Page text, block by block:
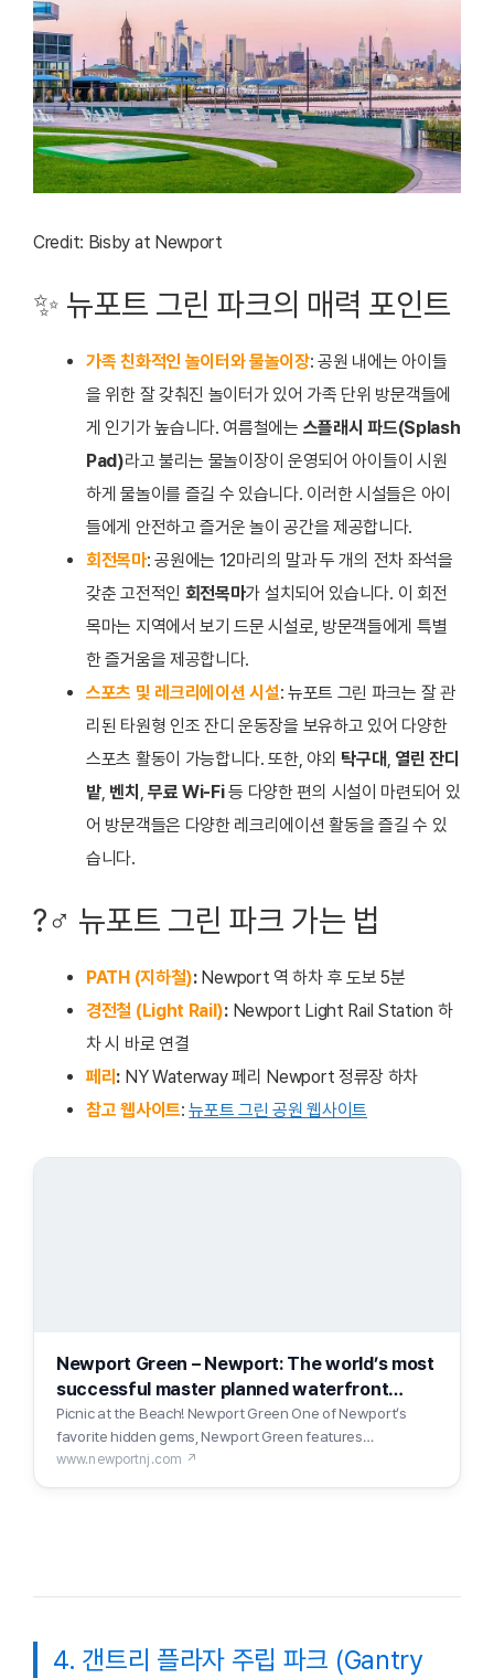
Credit: Bisby at Newport
✨ 뉴포트 그린 파크의 매력 포인트
가족 친화적인 놀이터와 물놀이장: 공원 내에는 아이들
을 위한 잘 갖춰진 놀이터가 있어 가족 단위 방문객들에
게 인기가 높습니다. 여름철에는 스플래시 파드(Splash
Pad)라고 불리는 물놀이장이 운영되어 아이들이 시원
하게 물놀이를 즐길 수 있습니다. 이러한 시설들은 아이
들에게 안전하고 즐거운 놀이 공간을 제공합니다.
회전목마: 공원에는 12마리의 말과 두 개의 전차 좌석을
갖춘 고전적인 회전목마가 설치되어 있습니다. 이 회전
목마는 지역에서 보기 드문 시설로, 방문객들에게 특별
한 즐거움을 제공합니다.
스포츠 및 레크리에이션 시설: 뉴포트 그린 파크는 잘 관
리된 타원형 인조 잔디 운동장을 보유하고 있어 다양한
스포츠 활동이 가능합니다. 또한, 야외 탁구대, 열린 잔디
밭, 벤치 , 무료 Wi-Fi등 다양한 편의 시설이 마련되어 있
어 방문객들은 다양한 레크리에이션 활동을 즐길 수 있
습니다.
?‍♂️ 뉴포트 그린 파크 가는 법
PATH (지하철):Newport 역 하차 후 도보 5분
경전철 (Light Rail):Newport Light Rail Station 하
차 시 바로 연결
페리 : NY Waterway 페리 Newport 정류장 하차
참고 웹사이트:뉴포트 그린 공원 웹사이트
Newport Green – Newport: The world’s most
successful master planned waterfront
community
Picnic at the Beach! Newport Green One of Newport’s
favorite hidden gems, Newport Green features…
www.newportnj.com ↗
4. 갠트리 플라자 주립 파크 (Gantry